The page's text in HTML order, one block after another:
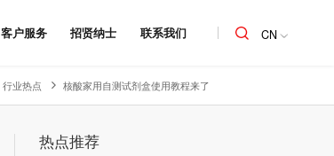
CN
客户服务 招贤纳士 联系我们
行业热点 核酸家用自测试剂盒使用教程来了
热点推荐